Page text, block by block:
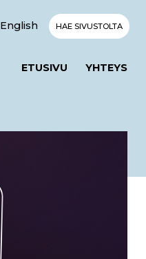
English HAE SIVUSTOLTA
ETUSIVU YHTEYS